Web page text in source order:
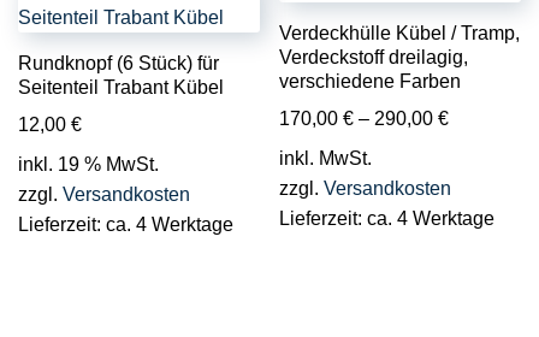
Rundknopf (6 Stück) für
Seitenteil Trabant Kübel
12,00 €
inkl. 19 % MwSt.
zzgl. Versandkosten
Lieferzeit: ca. 4 Werktage
Verdeckhülle Kübel / Tramp,
Verdeckstoff dreilagig,
verschiedene Farben
170,00€ – 290,00€
inkl. MwSt.
zzgl.Versandkosten
Lieferzeit:ca. 4 Werktage